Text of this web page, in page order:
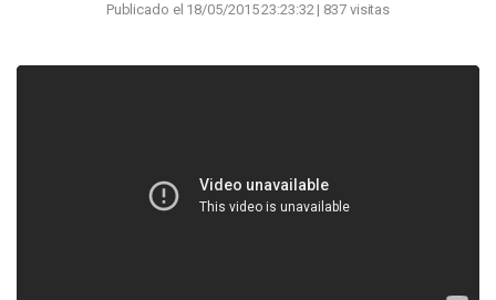
Publicado el 18/05/2015 23:23:32 | 837 visitas